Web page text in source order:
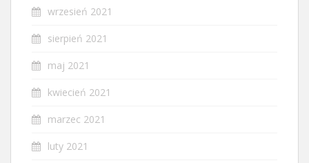
wrzesień 2021
sierpień 2021
maj 2021
kwiecień 2021
marzec 2021
luty 2021